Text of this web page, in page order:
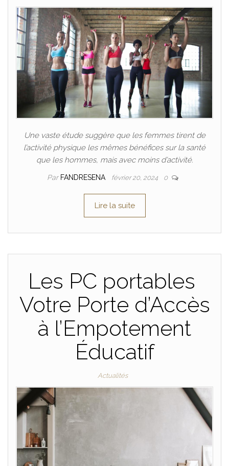
Une vaste étude suggère que les femmes tirent de
l’activité physique les mêmes bénéfices sur la santé
que les hommes, mais avec moins d’activité.
Par FANDRESENA février 20, 2024 0
Lire la suite
Les PC portables
Votre Porte d’Accès
à l’Empotement
Éducatif
Actualités